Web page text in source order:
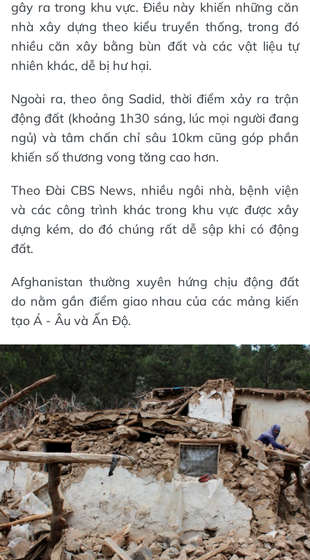
gây ra trong khu vực. Điều này khiến những căn
nhà xây dựng theo kiểu truyền thống, trong đó
nhiều căn xây bằng bùn đất và các vật liệu tự
nhiên khác, dễ bị hư hại.
Ngoài ra, theo ông Sadid, thời điểm xảy ra trận
động đất (khoảng 1h30 sáng, lúc mọi người đang
ngủ) và tâm chấn chỉ sâu 10km cũng góp phần
khiến số thương vong tăng cao hơn.
Theo Đài CBS News, nhiều ngôi nhà, bệnh viện
và các công trình khác trong khu vực được xây
dựng kém, do đó chúng rất dễ sập khi có động
đất.
Afghanistan thường xuyên hứng chịu động đất
do nằm gần điểm giao nhau của các mảng kiến
tạo Á - Âu và Ấn Độ.